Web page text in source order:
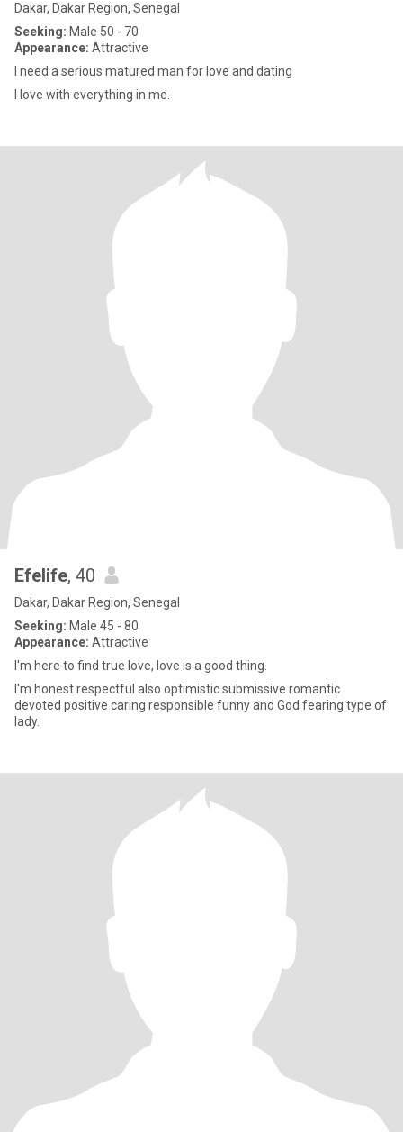
Dakar, Dakar Region, Senegal
Seeking: Male 50 - 70
Appearance: Attractive
I need a serious matured man for love and dating
I love with everything in me.
Efelife, 40
Dakar, Dakar Region, Senegal
Seeking: Male 45 - 80
Appearance: Attractive
I'm here to find true love, love is a good thing.
I'm honest respectful also optimistic submissive romantic
devoted positive caring responsible funny and God fearing type of
lady.